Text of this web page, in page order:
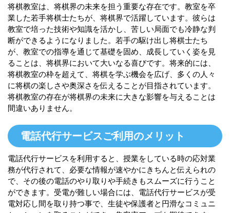
将棋教室は、将棋界の未来を担う重要な存在です。教室を卒
業した若手将棋士たちが、将棋界で活躍しています。彼らは
教室で培った技術や知識を活かし、苦しい局面でも冷静な判
断ができるようになりました。若手の駆け出し将棋士たち
が、教室での指導を通じて基礎を固め、成長していく姿を見
ることは、将棋界において大いなる喜びです。将来的には、
将棋教室の枠を超えて、将棋を学ぶ機会を広げ、多くの人々
に将棋の楽しさや奥深さを伝えることが目指されています。
将棋教室の存在が将棋界の未来に大きな影響を与えることは
間違いありません。
電話代行サービスご利用のメリット
電話代行サービスを利用すると、授業をしている時の応対業
務が代行されて、必要な情報が速やかにきちんと伝えられの
で、その後の電話のやり取りや手続きもスムーズに行うこと
ができます。受電が難しい場合には、電話代行サービスが受
電対応し間を取り持つ事で、生徒や保護者と円滑なコミュニ